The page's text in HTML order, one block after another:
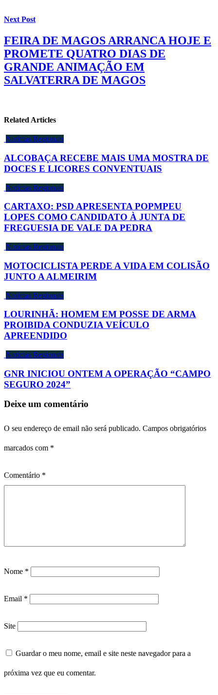
Next Post
FEIRA DE MAGOS ARRANCA HOJE E
PROMETE QUATRO DIAS DE
GRANDE ANIMAÇÃO EM
SALVATERRA DE MAGOS
Related Articles
Notícias Regionais
ALCOBAÇA RECEBE MAIS UMA MOSTRA DE
DOCES E LICORES CONVENTUAIS
Notícias Regionais
CARTAXO: PSD APRESENTA POPMPEU
LOPES COMO CANDIDATO À JUNTA DE
FREGUESIA DE VALE DA PEDRA
Notícias Regionais
MOTOCICLISTA PERDE A VIDA EM COLISÃO
JUNTO A ALMEIRIM
Notícias Regionais
LOURINHÃ: HOMEM EM POSSE DE ARMA
PROIBIDA CONDUZIA VEÍCULO
APREENDIDO
Notícias Regionais
GNR INICIOU ONTEM A OPERAÇÃO “CAMPO
SEGURO 2024”
Deixe um comentário
O seu endereço de email não será publicado. Campos obrigatórios
marcados com *
Comentário *
Nome *
Email *
Site
Guardar o meu nome, email e site neste navegador para a
próxima vez que eu comentar.